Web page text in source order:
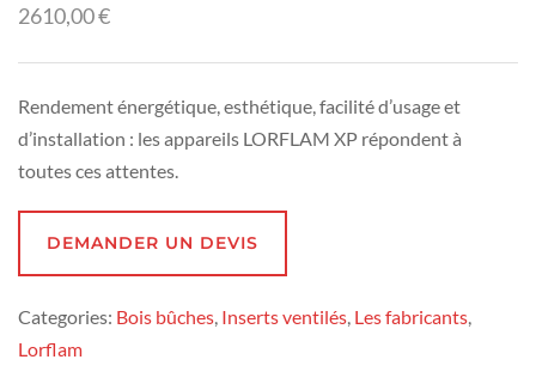
2610,00€
Rendement énergétique, esthétique, facilité d’usage et
d’installation : les appareils LORFLAM XP répondent à
toutes ces attentes.
DEMANDER UN DEVIS
Categories: Bois bûches Inserts ventilés Les fabricants
Lorflam